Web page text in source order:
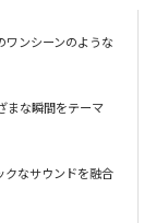
ワンシーンのような
まな瞬間をテーマ
クなサウンドを融合